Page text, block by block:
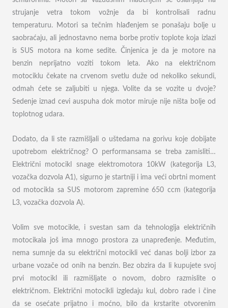
strujanje vetra tokom vožnje da bi kontrolisali radnu
temperaturu. Motori sa tečnim hlađenjem se ponašaju bolje u
saobraćaju, ali jednostavno nema borbe protiv toplote koja izlazi
is SUS motora na kome sedite. Činjenica je da je motore na
benzin neprijatno voziti tokom leta. Ako na električnom
motociklu čekate na crvenom svetlu duže od nekoliko sekundi,
odmah ćete se zaljubiti u njega. Volite da se vozite u dvoje?
Sedenje iznad cevi auspuha dok motor miruje nije ništa bolje od
toplotnog udara.
Dodato, da li ste razmišljali o uštedama na gorivu koje dobijate
upotrebom električnog? O performansama se treba zamisliti…
Električni motocikl snage elektromotora 10kW (kategorija L3,
vozačka dozvola A1), sigurno je startniji i ima veći obrtni moment
od motocikla sa SUS motorom zapremine 650 ccm (kategorija
L3, vozačka dozvola A).
Volim sve motocikle, i svestan sam da tehnologija električnih
motocikala još ima mnogo prostora za unapređenje. Međutim,
nema sumnje da su električni motocikli već danas bolji izbor za
urbane vozače od onih na benzin. Bez obzira da li kupujete svoj
prvi motocikl ili razmišljate o novom, dobro razmislite o
električnom. Električni motocikli izgledaju kul, dobro rade i čine
da se osećate prijatno i moćno, bilo da krstarite otvorenim